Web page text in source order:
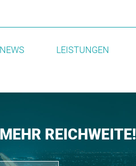
NEWS LEISTUNGEN
REICHWEITE!